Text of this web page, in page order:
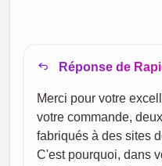
Réponse de
Merci pour votre
votre commande,
fabriqués à des sites
C'est pourquoi, dans